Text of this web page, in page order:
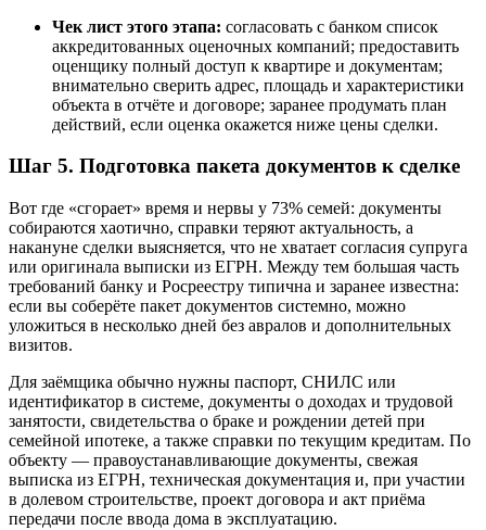
Чек лист этого этапа: согласовать с банком список
аккредитованных оценочных компаний; предоставить
оценщику полный доступ к квартире и документам;
внимательно сверить адрес, площадь и характеристики
объекта в отчёте и договоре; заранее продумать план
действий, если оценка окажется ниже цены сделки.
Шаг 5. Подготовка пакета документов к сделке
Вот где «сгорает» время и нервы у 73% семей: документы
собираются хаотично, справки теряют актуальность, а
накануне сделки выясняется, что не хватает согласия супруга
или оригинала выписки из ЕГРН. Между тем большая часть
требований банку и Росреестру типична и заранее известна:
если вы соберёте пакет документов системно, можно
уложиться в несколько дней без авралов и дополнительных
визитов.
Для заёмщика обычно нужны паспорт, СНИЛС или
идентификатор в системе, документы о доходах и трудовой
занятости, свидетельства о браке и рождении детей при
семейной ипотеке, а также справки по текущим кредитам. По
объекту — правоустанавливающие документы, свежая
выписка из ЕГРН, техническая документация и, при участии
в долевом строительстве, проект договора и акт приёма
передачи после ввода дома в эксплуатацию.